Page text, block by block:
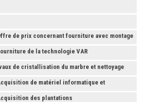
de prix concernant fourniture avec montage
pour la Fédération Tunisienne de Football
de la technologie VAR
de cristallisation du marbre et nettoyage
de matériel informatique et
des plantations